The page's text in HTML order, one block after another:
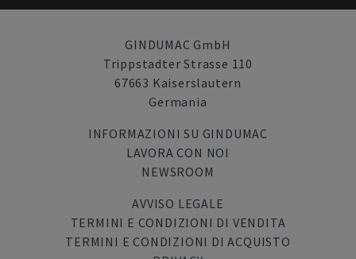
GINDUMAC GmbH
Trippstadter Strasse 110
67663 Kaiserslautern
Germania
INFORMAZIONI SU GINDUMAC
LAVORA CON NOI
NEWSROOM
AVVISO LEGALE
TERMINI E CONDIZIONI DI VENDITA
TERMINI E CONDIZIONI DI ACQUISTO